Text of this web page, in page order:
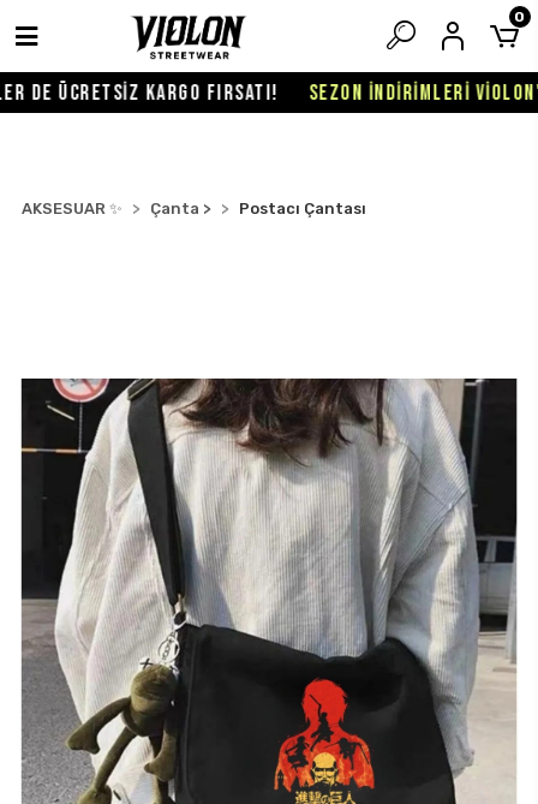
ÜCRETSİZ KARGO FIRSATI! SEZON İNDİRİMLERİ
0
AKSESUAR ✨ Çanta > Postacı Çantası